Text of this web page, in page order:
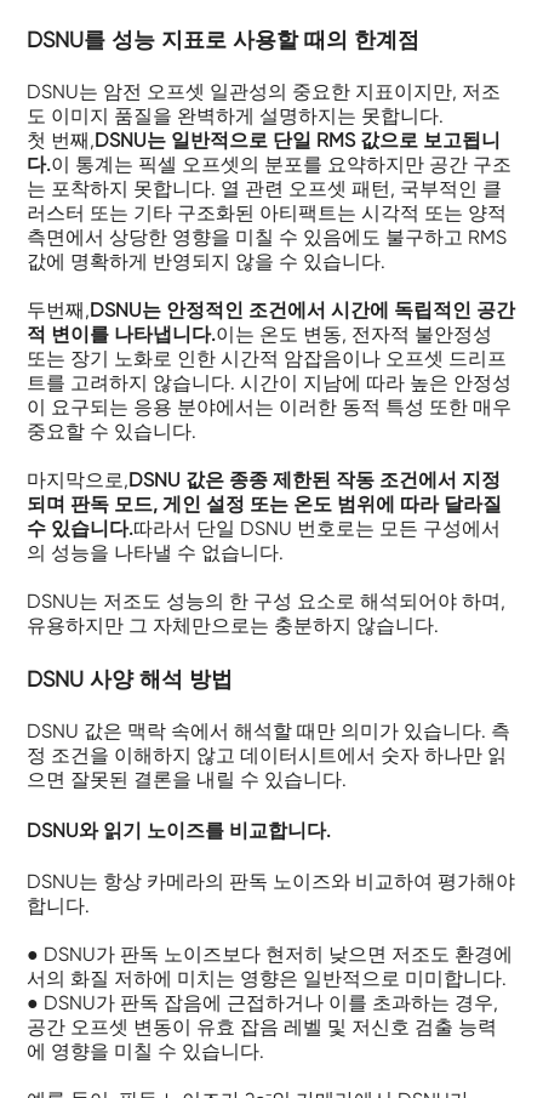
DSNU를 성능 지표로 사용할 때의 한계점
DSNU는 암전 오프셋 일관성의 중요한 지표이지만, 저조
도 이미지 품질을 완벽하게 설명하지는 못합니다.
첫 번째,DSNU는 일반적으로 단일 RMS 값으로 보고됩니
다.이 통계는 픽셀 오프셋의 분포를 요약하지만 공간 구조
는 포착하지 못합니다. 열 관련 오프셋 패턴, 국부적인 클
러스터 또는 기타 구조화된 아티팩트는 시각적 또는 양적
측면에서 상당한 영향을 미칠 수 있음에도 불구하고 RMS
값에 명확하게 반영되지 않을 수 있습니다.
두번째,DSNU는 안정적인 조건에서 시간에 독립적인 공간
적 변이를 나타냅니다.이는 온도 변동, 전자적 불안정성
또는 장기 노화로 인한 시간적 암잡음이나 오프셋 드리프
트를 고려하지 않습니다. 시간이 지남에 따라 높은 안정성
이 요구되는 응용 분야에서는 이러한 동적 특성 또한 매우
중요할 수 있습니다.
마지막으로,DSNU 값은 종종 제한된 작동 조건에서 지정
되며 판독 모드, 게인 설정 또는 온도 범위에 따라 달라질
수 있습니다.따라서 단일 DSNU 번호로는 모든 구성에서
의 성능을 나타낼 수 없습니다.
DSNU는 저조도 성능의 한 구성 요소로 해석되어야 하며,
유용하지만 그 자체만으로는 충분하지 않습니다.
DSNU 사양 해석 방법
DSNU 값은 맥락 속에서 해석할 때만 의미가 있습니다. 측
정 조건을 이해하지 않고 데이터시트에서 숫자 하나만 읽
으면 잘못된 결론을 내릴 수 있습니다.
DSNU와 읽기 노이즈를 비교합니다.
DSNU는 항상 카메라의 판독 노이즈와 비교하여 평가해야
합니다.
● DSNU가 판독 노이즈보다 현저히 낮으면 저조도 환경에
서의 화질 저하에 미치는 영향은 일반적으로 미미합니다.
● DSNU가 판독 잡음에 근접하거나 이를 초과하는 경우,
공간 오프셋 변동이 유효 잡음 레벨 및 저신호 검출 능력
에 영향을 미칠 수 있습니다.